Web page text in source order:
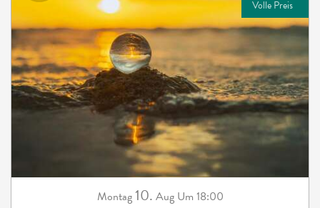
Volle Preis
Montag 10. Aug Um 18:00